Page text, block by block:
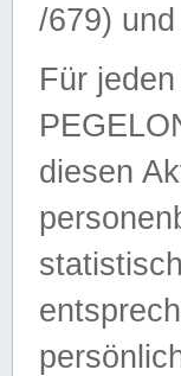
/679)
Für
diesen